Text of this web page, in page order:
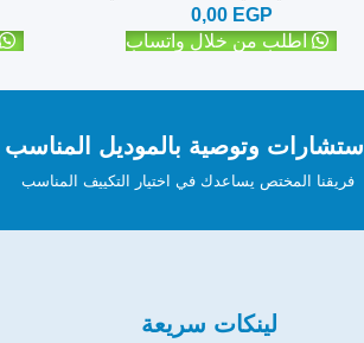
0,00 EGP
اطلب من خلال واتساب
استشارات وتوصية بالموديل المناسب
فريقنا المختص يساعدك في اختيار التكييف المناسب
لينكات سريعة